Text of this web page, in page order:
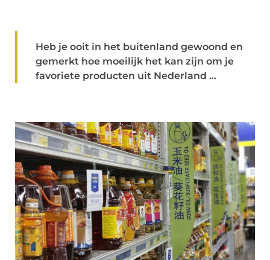
Heb je ooit in het buitenland gewoond en
gemerkt hoe moeilijk het kan zijn om je
favoriete producten uit Nederland ...